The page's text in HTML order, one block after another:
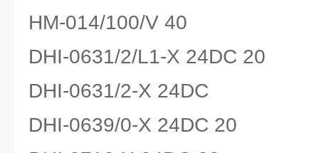
HM-014/100/V 40
DHI-0631/2/L1-X 24DC 20
DHI-0631/2-X 24DC
DHI-0639/0-X 24DC 20